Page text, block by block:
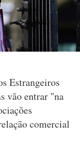
Estrangeiros
vão entrar "na
comercial